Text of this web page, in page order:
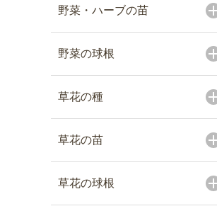
野菜・ハーブの苗
野菜の球根
草花の種
草花の苗
草花の球根